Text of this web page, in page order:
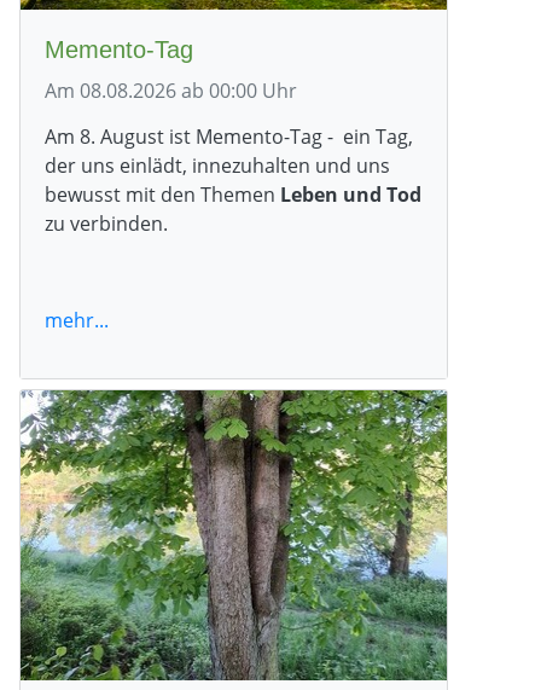
Memento-Tag
Am 08.08.2026 ab 00:00 Uhr
Am 8. August ist Memento-Tag - ein Tag,
der uns einlädt, innezuhalten und uns
bewusst mit den Themen Leben und Tod
zu verbinden.
mehr...